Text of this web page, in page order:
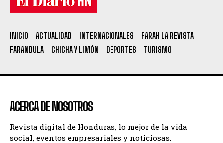
INICIO ACTUALIDAD INTERNACIONALES
FARAH LA REVISTA
FARANDULA
CHICHA Y LIMÓN DEPORTES TURISMO
ACERCA DE NOSOTROS
Revista digital de Honduras, lo mejor de la vida
social, eventos empresariales y noticiosas.